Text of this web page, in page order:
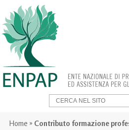
Home » Contributo formazione